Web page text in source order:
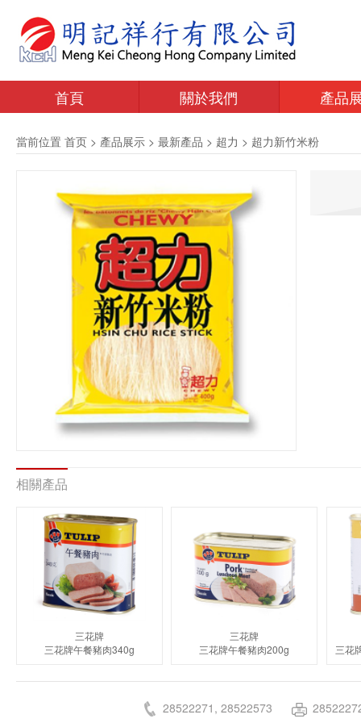
首頁 關於我們 產品
當前位置 首页 > 產品展示 > 最新產品 > 超力 > 超力新竹米粉
相關產品
三花牌
三花牌午餐豬肉340g
三花牌
三花牌午餐豬肉200g
28522271, 28522573